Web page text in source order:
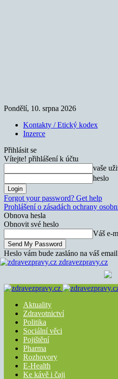
Pondělí, 10. srpna 2026
Kontakty / Etický kodex
Inzerce
Přihlásit se
Vítejte! přihlášení k účtu
vaše
heslo
Forgot your password? Get help
Prohlášení o zásadách ochrany
Obnova hesla
Obnovit své heslo
Váš e-
Heslo vám bude zasláno na váš email
zdravezpravy.cz
Aktuality
Zdravotnictví
Politika
Sociální věci
Pojištění
Pharma
Rozhovory
E-Health
Ke kávě i čaji